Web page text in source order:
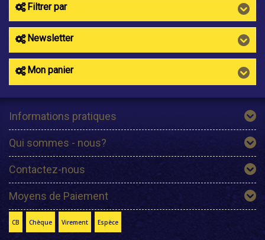
Filtrer par
Newsletter
Mon panier
Informations pratiques
Qui sommes - nous?
Contactez-nous
Moyens de Paiement
CB Chèque Virement Espèce